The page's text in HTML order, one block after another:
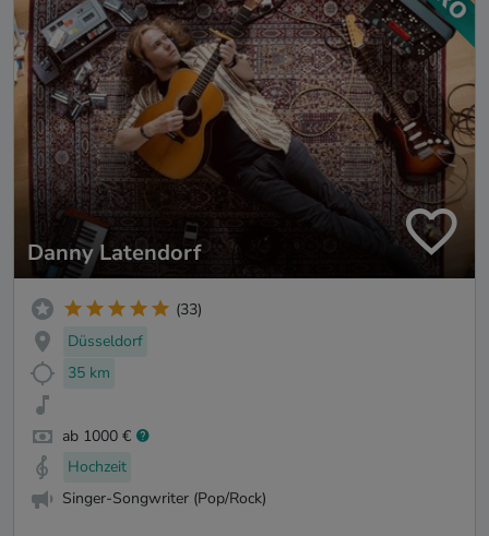
Danny Latendorf
(33)
Düsseldorf
35 km
ab 1000 €
Hochzeit
Singer-Songwriter (Pop/Rock)